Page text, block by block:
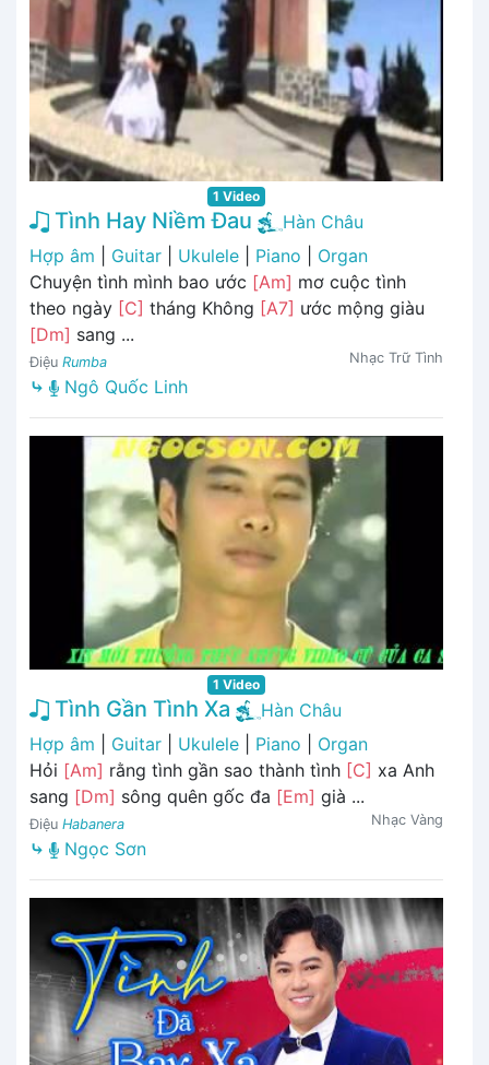
1 Video
Tình Hay Niềm Đau
Hàn Châu
Hợp âm
Guitar Ukulele Piano
Organ
Chuyện tình mình bao ước [Am] mơ cuộc tình
theo ngày [C] tháng Không [A7] ước mộng giàu
[Dm] sang ...
Điệu Rumba Nhạc Trữ Tình
⤷ Ngô Quốc Linh
1 Video
Tình Gần Tình Xa
Hàn Châu
Hợp âm
Guitar Ukulele Piano
Organ
Hỏi [Am] rằng tình gần sao thành tình [C] xa Anh
sang [Dm] sông quên gốc đa [Em] già ...
Điệu Habanera Nhạc Vàng
⤷ Ngọc Sơn